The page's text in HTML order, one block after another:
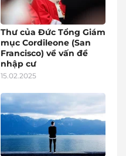
Thư của Đức Tổng Giám
mục Cordileone (San
Francisco) về vấn đề
nhập cư
15.02.2025